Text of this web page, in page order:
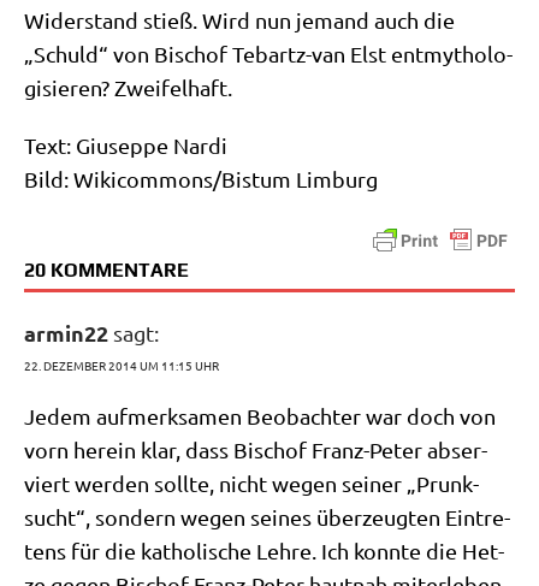
Wider­stand stieß. Wird nun jemand auch die
„Schuld“ von Bischof Tebartz-van Elst ent­my­tho­lo­
gi­sie­ren? Zweifelhaft.
Text: Giu­sep­pe Nardi
Bild: Wikicommons/​Bistum Limburg
20 KOMMENTARE
armin22 sagt:
22. DEZEMBER 2014 UM 11:15 UHR
Jedem auf­merk­sa­men Beob­ach­ter war doch von
vorn her­ein klar, dass Bischof Franz-Peter abser­
viert wer­den soll­te, nicht wegen sei­ner „Prunk­
sucht“, son­dern wegen sei­nes über­zeug­ten Ein­tre­
tens für die katho­li­sche Leh­re. Ich konn­te die Het­